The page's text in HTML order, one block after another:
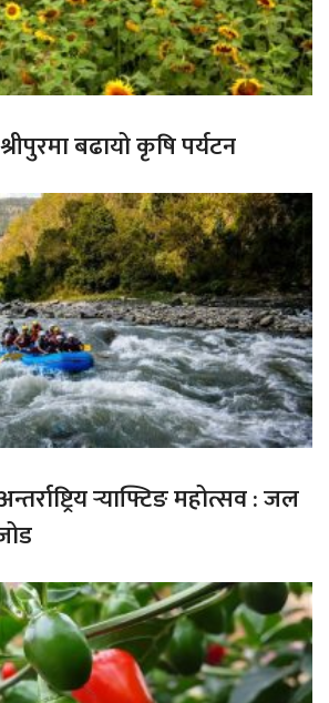
बढायो कृषि पर्यटन
र्‍याफ्टिङ महोत्सव : जल